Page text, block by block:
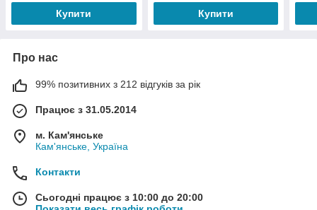
Купити Купити
Про нас
99% позитивних з 212 відгуків за рік
Працює з 31.05.2014
м. Кам'янське
Кам'янське, Україна
Контакти
Сьогодні працює з 10:00 до 20:00